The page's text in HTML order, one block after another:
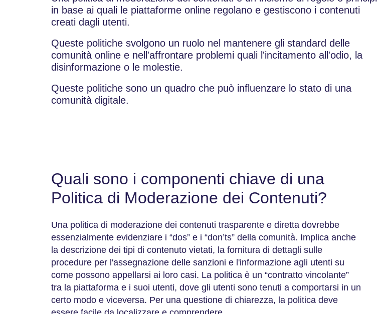
in base ai quali le piattaforme online regolano e gestiscono i contenuti
creati dagli utenti.
Queste politiche svolgono un ruolo nel mantenere gli standard delle
comunità online e nell'affrontare problemi quali l'incitamento all'odio, la
disinformazione o le molestie.
Queste politiche sono un quadro che può influenzare lo stato di una
comunità digitale.
Quali sono i componenti chiave di una
Politica di Moderazione dei Contenuti?
Una politica di moderazione dei contenuti trasparente e diretta dovrebbe
essenzialmente evidenziare i “dos” e i “don’ts” della comunità. Implica anche
la descrizione dei tipi di contenuto vietati, la fornitura di dettagli sulle
procedure per l'assegnazione delle sanzioni e l'informazione agli utenti su
come possono appellarsi ai loro casi. La politica è un “contratto vincolante”
tra la piattaforma e i suoi utenti, dove gli utenti sono tenuti a comportarsi in un
certo modo e viceversa. Per una questione di chiarezza, la politica deve